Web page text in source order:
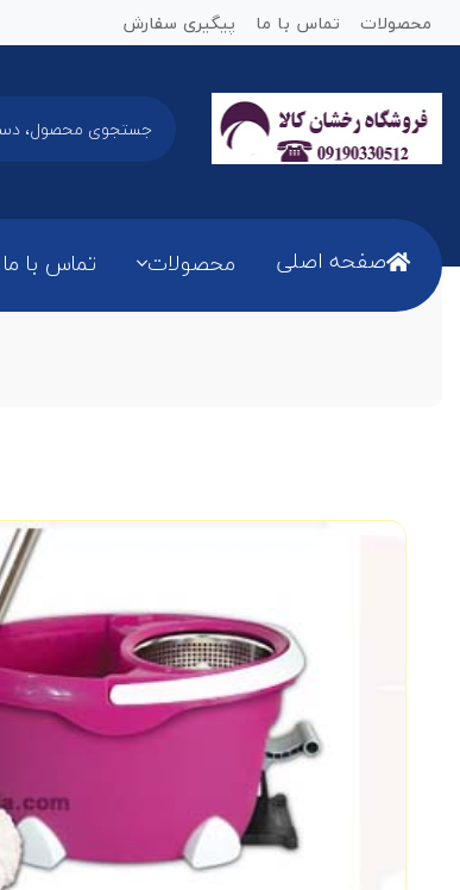
محصولات تماس با ما پیگیری سفارش
صفحه اصلی محصولات تماس با ما